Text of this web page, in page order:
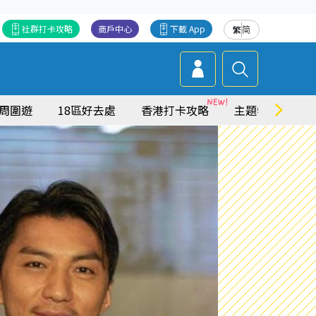
繁简
下載 App
商戶中心
社群打卡攻略
圍遊 18區好去處 香港打卡攻略 主題特集